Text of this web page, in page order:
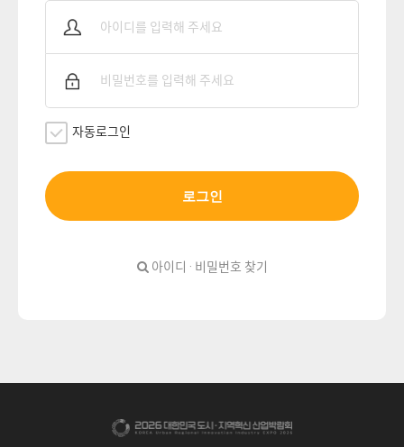
자동로그인
로그인
아이디 · 비밀번호 찾기